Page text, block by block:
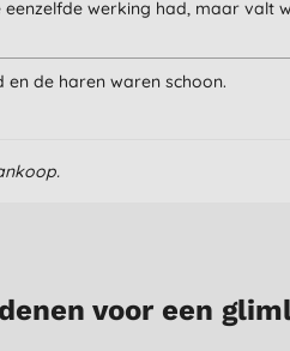
werking had, maar valt
de haren waren schoon.
voor een